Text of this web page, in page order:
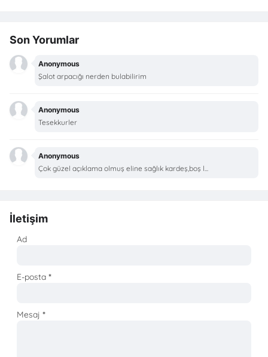
Son Yorumlar
Anonymous
Şalot arpacığı nerden bulabilirim
Anonymous
Tesekkurler
Anonymous
Çok güzel açıklama olmuş eline sağlık kardeş,boş l...
İletişim
Ad
E-posta*
Mesaj*